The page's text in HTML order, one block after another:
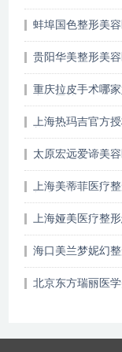
蚌埠国色整形美
贵阳华美整形美
重庆拉皮手术哪
上海热玛吉官方
太原宏远爱谛美
上海美蒂菲医疗
上海娅美医疗整
海口美兰梦妮幻
北京东方瑞丽医